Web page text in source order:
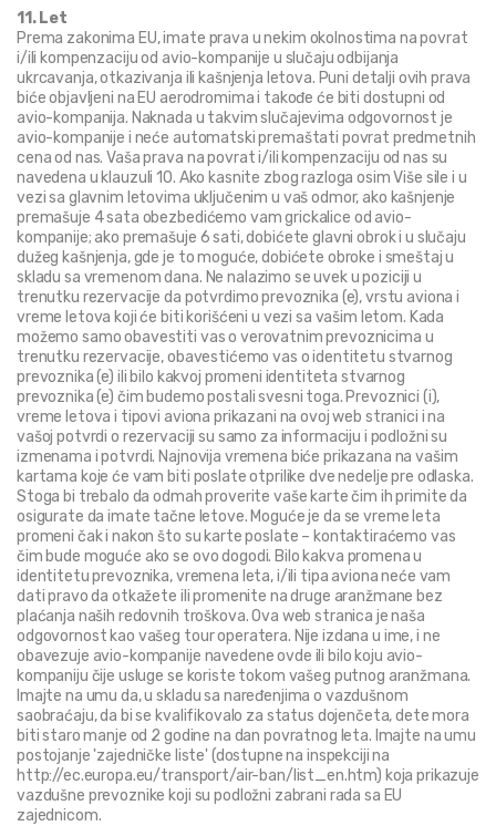
11. Let
Prema zakonima EU, imate prava u nekim okolnostima na povrat
i/ili kompenzaciju od avio-kompanije u slučaju odbijanja
ukrcavanja, otkazivanja ili kašnjenja letova. Puni detalji ovih prava
biće objavljeni na EU aerodromima i takođe će biti dostupni od
avio-kompanija. Naknada u takvim slučajevima odgovornost je
avio-kompanije i neće automatski premaštati povrat predmetnih
cena od nas. Vaša prava na povrat i/ili kompenzaciju od nas su
navedena u klauzuli 10. Ako kasnite zbog razloga osim Više sile i u
vezi sa glavnim letovima uključenim u vaš odmor, ako kašnjenje
premašuje 4 sata obezbedićemo vam grickalice od avio-
kompanije; ako premašuje 6 sati, dobićete glavni obrok i u slučaju
dužeg kašnjenja, gde je to moguće, dobićete obroke i smeštaj u
skladu sa vremenom dana. Ne nalazimo se uvek u poziciji u
trenutku rezervacije da potvrdimo prevoznika (e), vrstu aviona i
vreme letova koji će biti korišćeni u vezi sa vašim letom. Kada
možemo samo obavestiti vas o verovatnim prevoznicima u
trenutku rezervacije, obavestićemo vas o identitetu stvarnog
prevoznika (e) ili bilo kakvoj promeni identiteta stvarnog
prevoznika (e) čim budemo postali svesni toga. Prevoznici (i),
vreme letova i tipovi aviona prikazani na ovoj web stranici i na
vašoj potvrdi o rezervaciji su samo za informaciju i podložni su
izmenama i potvrdi. Najnovija vremena biće prikazana na vašim
kartama koje će vam biti poslate otprilike dve nedelje pre odlaska.
Stoga bi trebalo da odmah proverite vaše karte čim ih primite da
osigurate da imate tačne letove. Moguće je da se vreme leta
promeni čak i nakon što su karte poslate – kontaktiraćemo vas
čim bude moguće ako se ovo dogodi. Bilo kakva promena u
identitetu prevoznika, vremena leta, i/ili tipa aviona neće vam
dati pravo da otkažete ili promenite na druge aranžmane bez
plaćanja naših redovnih troškova. Ova web stranica je naša
odgovornost kao vašeg tour operatera. Nije izdana u ime, i ne
obavezuje avio-kompanije navedene ovde ili bilo koju avio-
kompaniju čije usluge se koriste tokom vašeg putnog aranžmana.
Imajte na umu da, u skladu sa naređenjima o vazdušnom
saobraćaju, da bi se kvalifikovalo za status dojenčeta, dete mora
biti staro manje od 2 godine na dan povratnog leta. Imajte na umu
postojanje 'zajedničke liste' (dostupne na inspekciji na
http://ec.europa.eu/transport/air-ban/list_en.htm) koja prikazuje
vazdušne prevoznike koji su podložni zabrani rada sa EU
zajednicom.